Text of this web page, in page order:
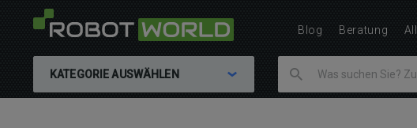
KATEGORIE AUSWÄHLEN
Blog Beratung